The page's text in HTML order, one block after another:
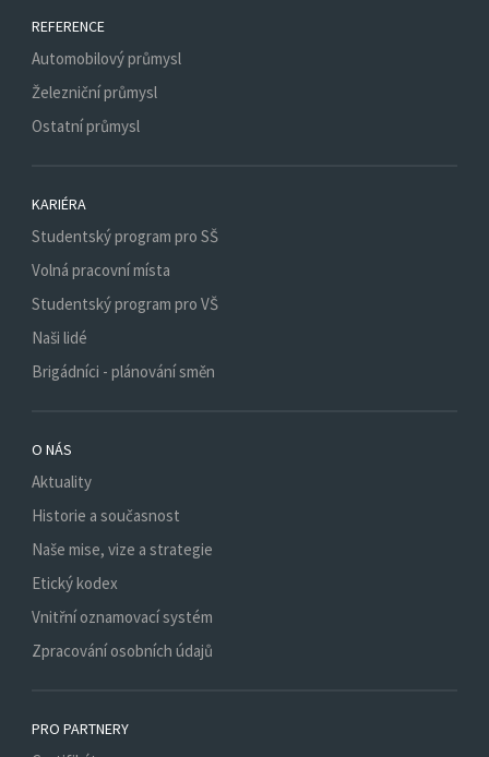
REFERENCE
Automobilový průmysl
Železniční průmysl
Ostatní průmysl
KARIÉRA
Studentský program pro SŠ
Volná pracovní místa
Studentský program pro VŠ
Naši lidé
Brigádníci - plánování směn
O NÁS
Aktuality
Historie a současnost
Naše mise, vize a strategie
Etický kodex
Vnitřní oznamovací systém
Zpracování osobních údajů
PRO PARTNERY